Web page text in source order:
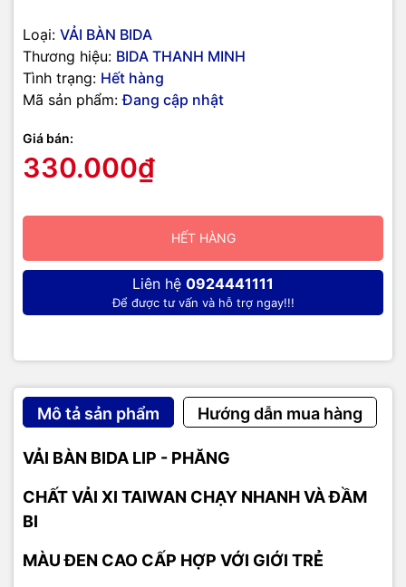
Loại: VẢI BÀN BIDA
Thương hiệu: BIDA THANH MINH
Tình trạng: Hết hàng
Mã sản phẩm: Đang cập nhật
Giá bán:
330.000₫
HẾT HÀNG
Liên hệ 0924441111
Để được tư vấn và hỗ trợ ngay!!!
Mô tả sản phẩm Hướng dẫn mua hàng
VẢI BÀN BIDA LIP - PHĂNG
CHẤT VẢI XI TAIWAN CHẠY NHANH VÀ ĐẦM
BI
MÀU ĐEN CAO CẤP HỢP VỚI GIỚI TRẺ